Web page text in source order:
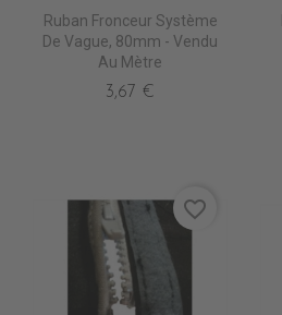
Ruban Fronceur Système
De Vague, 80mm - Vendu
Au Mètre
3,67 €
favorite_border